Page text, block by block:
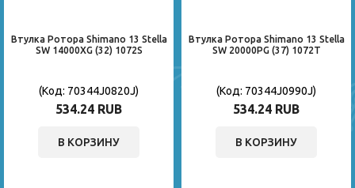
Втулка Ротора Shimano 13 Stella
SW 14000XG (32) 1072S
(Код: 70344J0820J)
534.24 RUB
В КОРЗИНУ
Втулка Ротора Shimano 13 Stella
SW 20000PG (37) 1072T
(Код: 70344J0990J)
534.24 RUB
В КОРЗИНУ